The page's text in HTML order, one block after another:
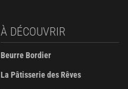
À DÉCOUVRIR
Beurre Bordier
La Pâtisserie des Rêves